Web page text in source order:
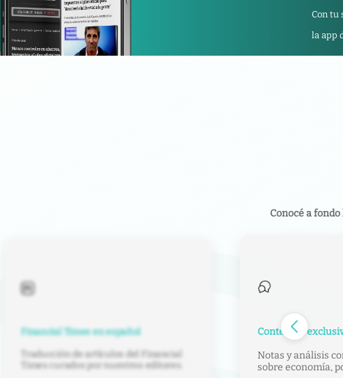
Con tu
la app
Conocé a fondo
Financial Times en español
Traducción de artículos del Financial
Times curados por nuestros editores.
Contenido
Notas y análisis
sobre economía,